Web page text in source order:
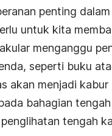
penting
untuk kita
menganggu
seperti buku
akan menjadi
bahagian
tengah